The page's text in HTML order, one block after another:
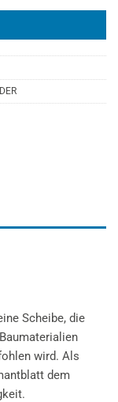
Scheibe, die
wird. Als
dem